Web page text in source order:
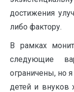
достижения
либо фактору.
В рамках
следующие
ограничены, но
детей и внуков